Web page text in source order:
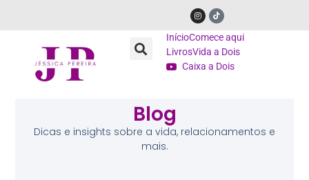
InícioComece aqui
LivrosVida a Dois
Caixa a Dois
Blog
Dicas e insights sobre a vida, relacionamentos e
mais.